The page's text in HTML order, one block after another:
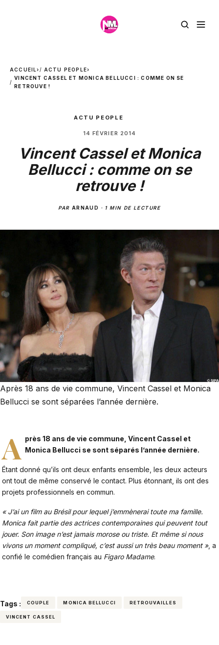
ACCUEIL› ACTU PEOPLE›
VINCENT CASSEL ET MONICA BELLUCCI : COMME ON SE
RETROUVE !
ACTU PEOPLE
14 FÉVRIER 2014
Vincent Cassel et Monica
Bellucci : comme on se
retrouve !
PAR ARNAUD · 1 MIN DE LECTURE
Après 18 ans de vie commune, Vincent Cassel et Monica
Bellucci se sont séparées l’année dernière.
A près 18 ans de vie commune, Vincent Cassel et
Monica Bellucci se sont séparés l’année dernière.
Étant donné qu’ils ont deux enfants ensemble, les deux acteurs
ont tout de même conservé le contact. Plus étonnant, ils ont des
projets professionnels en commun.
« J’ai un film au Brésil pour lequel j’emmènerai toute ma famille.
Monica fait partie des actrices contemporaines qui peuvent tout
jouer. Son image n’est jamais morose ou triste. Et même si nous
vivons un moment compliqué, c’est aussi un très beau moment », a
confié le comédien français au Figaro Madame.
Tags : COUPLE MONICA BELLUCCI RETROUVAILLES
VINCENT CASSEL